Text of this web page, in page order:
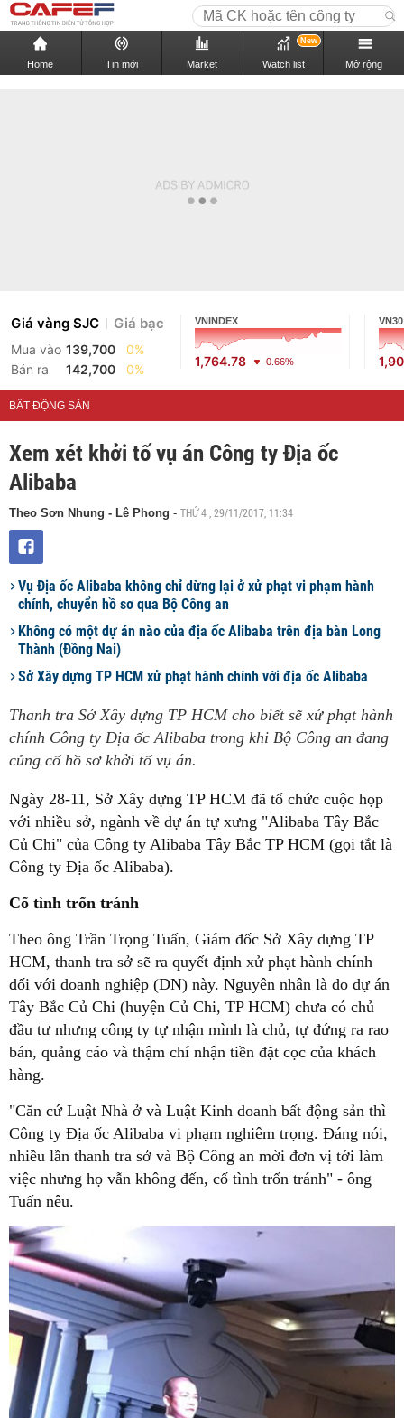
Home Tin mới Market Watch list
New
Mở rộng
Giá vàng SJC Giá bạc
Mua vào 139,700
0%
Bán ra
142,700 0%
VNINDEX
1,764.78 -0.66%
VN30
BẤT ĐỘNG SẢN
Xem xét khởi tố vụ án Công ty Địa ốc
Alibaba
Theo Sơn Nhung - Lê Phong - THỨ 4 , 29/11/2017, 11:34
Vụ Địa ốc Alibaba không chỉ dừng lại ở xử phạt vi phạm hành
chính, chuyển hồ sơ qua Bộ Công an
Không có một dự án nào của địa ốc Alibaba trên địa bàn Long
Thành (Đồng Nai)
Sở Xây dựng TP HCM xử phạt hành chính với địa ốc Alibaba
Thanh tra Sở Xây dựng TP HCM cho biết sẽ xử phạt hành
chính Công ty Địa ốc Alibaba trong khi Bộ Công an đang
củng cố hồ sơ khởi tố vụ án.
Ngày 28-11, Sở Xây dựng TP HCM đã tổ chức cuộc họp
với nhiều sở, ngành về dự án tự xưng "Alibaba Tây Bắc
Củ Chi" của Công ty Alibaba Tây Bắc TP HCM (gọi tắt là
Công ty Địa ốc Alibaba).
Cố tình trốn tránh
Theo ông Trần Trọng Tuấn, Giám đốc Sở Xây dựng TP
HCM, thanh tra sở sẽ ra quyết định xử phạt hành chính
đối với doanh nghiệp (DN) này. Nguyên nhân là do dự án
Tây Bắc Củ Chi (huyện Củ Chi, TP HCM) chưa có chủ
đầu tư nhưng công ty tự nhận mình là chủ, tự đứng ra rao
bán, quảng cáo và thậm chí nhận tiền đặt cọc của khách
hàng.
"Căn cứ Luật Nhà ở và Luật Kinh doanh bất động sản thì
Công ty Địa ốc Alibaba vi phạm nghiêm trọng. Đáng nói,
nhiều lần thanh tra sở và Bộ Công an mời đơn vị tới làm
việc nhưng họ vẫn không đến, cố tình trốn tránh" - ông
Tuấn nêu.